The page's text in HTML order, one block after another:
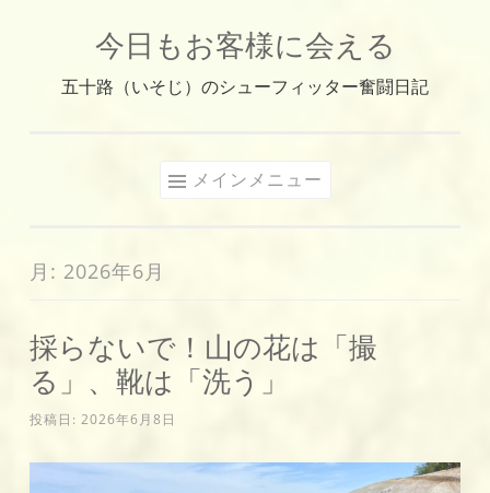
ッ
今日もお客様に会える
五十路（いそじ）のシューフィッター奮闘日記
メインメニュー
月: 2026年6月
採らないで！山の花は「撮
る」、靴は「洗う」
投稿日: 2026年6月8日